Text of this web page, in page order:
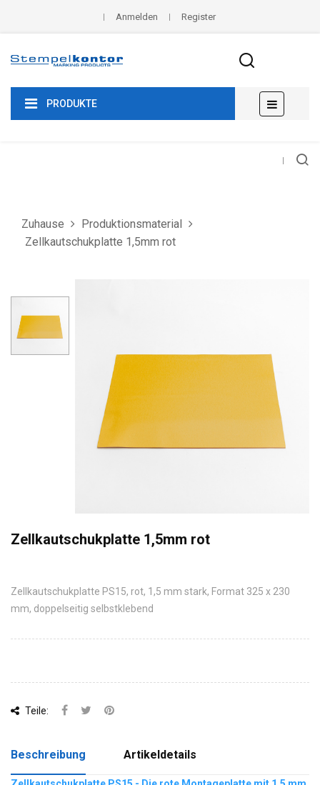
Anmelden Register
PRODUKTE
der
☰
Zuhause
Produktionsmaterial
Zellkautschukplatte 1,5mm rot
Zellkautschukplatte 1,5mm rot
Zellkautschukplatte PS15, rot, 1,5 mm stark, Format 325 x 230
mm, doppelseitig selbstklebend
Teile:
Beschreibung Artikeldetails